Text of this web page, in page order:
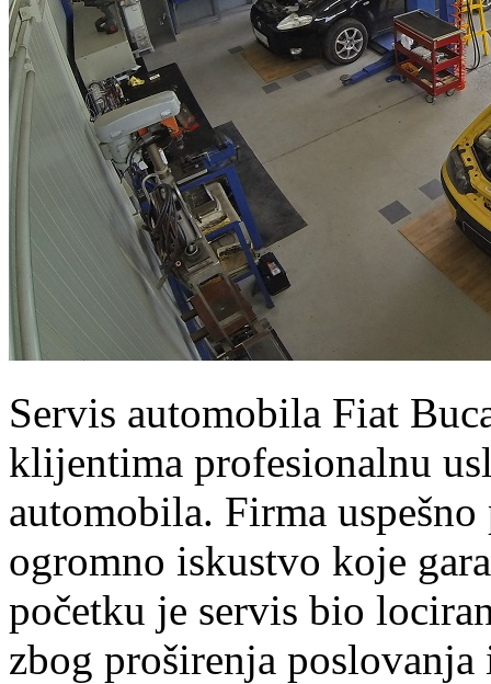
Servis automobila Fiat
klijentima profesionalnu
automobila. Firma
ogromno iskustvo koje
početku je servis bio
zbog proširenja poslovanja